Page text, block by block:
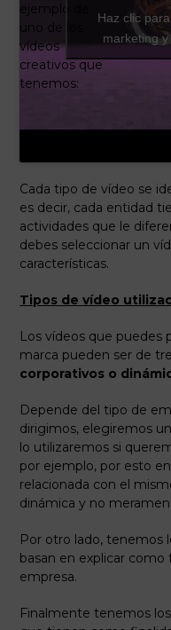
ejemplo de
uno de los
vídeos
creativos que
tenemos:
Haz clic
marketing
Cada tipo de vídeo se
es decir, cada entidad
actividades que le
debes seleccionar un
características.
Tipos de vídeo
Los vídeos que puedes
marca pueden ser de
corporativos o
Depende del tipo de
dirigimos, elegiremos
lo utilizaremos si
por ejemplo, por esto
relacionada con el
dinámica y no
Por otro lado, tenemos
basan en explicar como
empresa.
Finalmente tenemos